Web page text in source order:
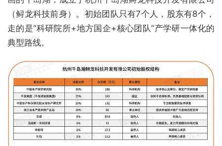
（鲟龙科技前身）。初始团队只有7个人，股东有8个，
走的是“科研院所+地方国企+核心团队”产学研一体化的
典型路线。